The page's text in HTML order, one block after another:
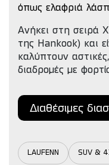
όπως ελαφριά
Ανήκει στη σειρά
της Hankook) και
καλύπτουν
διαδρομές με
Διαθέσιμες
LAUFENN SUV &